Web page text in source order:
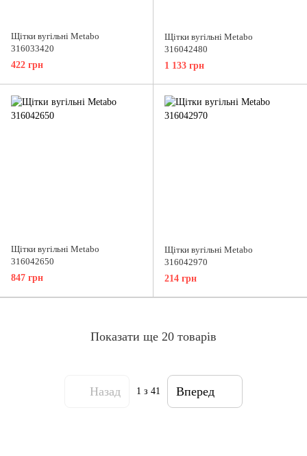
Щітки вугільні Metabo
316033420
422 грн
Щітки вугільні Metabo
316042480
1 133 грн
Щітки вугільні Metabo
316042650
847 грн
Щітки вугільні Metabo
316042970
214 грн
Показати ще 20 товарів
Назад 1 з 41 Вперед